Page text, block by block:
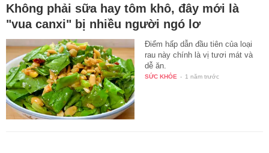
Không phải sữa hay tôm khô, đây mới là
"vua canxi" bị nhiều người ngó lơ
Điểm hấp dẫn đầu tiên của loại
rau này chính là vị tươi mát và
dễ ăn.
SỨC KHỎE - 1 năm trước